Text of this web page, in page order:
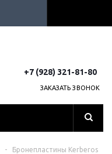
+7 (928) 321-81-80
ЗАКАЗАТЬ ЗВОНОК
- Бронепластины Kerberos